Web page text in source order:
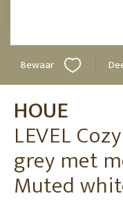
Bewaar
HOUE
LEVEL
grey met
Muted